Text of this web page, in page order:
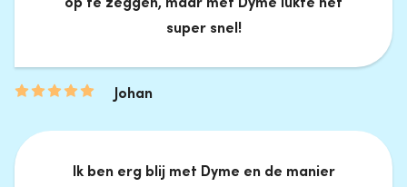
super snel!
Johan
Ik ben erg blij met Dyme en de manier